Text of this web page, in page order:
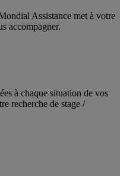
Assistance met à votre
accompagner.
à chaque situation de vos
recherche de stage /